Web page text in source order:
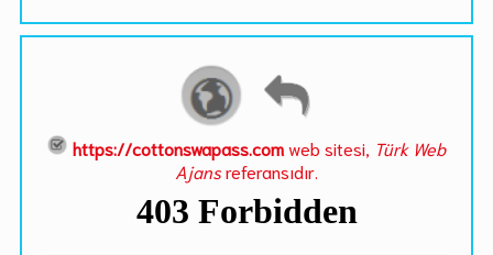
https://cottonswapass.comweb sitesi, Türk Web
Ajansreferansıdır.